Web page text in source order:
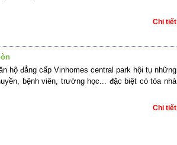
Chi tiết
hộ đẳng cấp Vinhomes central park hội tụ những
bệnh viên, trường học... đặc biệt có tòa nhà
Chi tiết